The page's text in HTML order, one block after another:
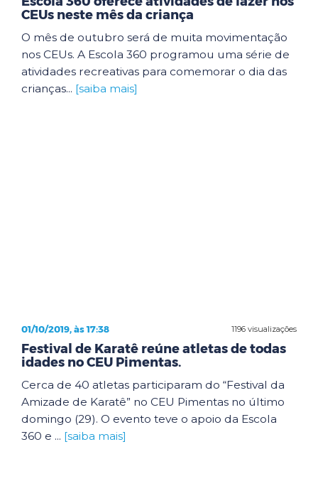
CEUs neste mês da criança
O mês de outubro será de muita movimentação
nos CEUs. A Escola 360 programou uma série de
atividades recreativas para comemorar o dia das
crianças... [saiba mais]
1196 visualizações
01/10/2019, às 17:38
Festival de Karatê reúne atletas de todas
idades no CEU Pimentas.
Cerca de 40 atletas participaram do “Festival da
Amizade de Karatê” no CEU Pimentas no último
domingo (29). O evento teve o apoio da Escola
360 e ... [saiba mais]